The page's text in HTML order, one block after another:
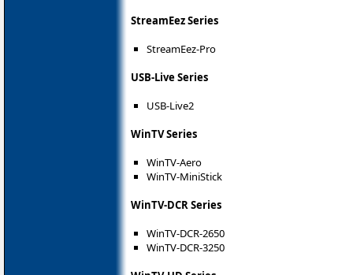
StreamEez Series
StreamEez-Pro
USB-Live Series
USB-Live2
WinTV Series
WinTV-Aero
WinTV-MiniStick
WinTV-DCR Series
WinTV-DCR-2650
WinTV-DCR-3250